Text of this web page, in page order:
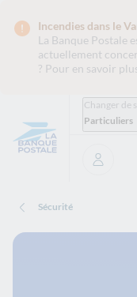
Incendies dans le
La Banque Postale
actuellement
? Pour en savoir
Changer de
Particuliers
Se
Sécurité